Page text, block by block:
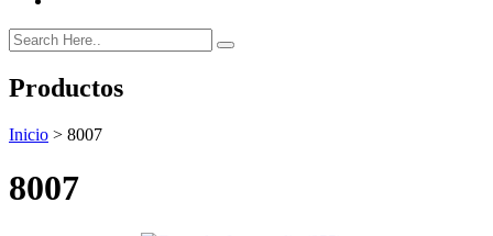
Productos
Inicio > 8007
8007